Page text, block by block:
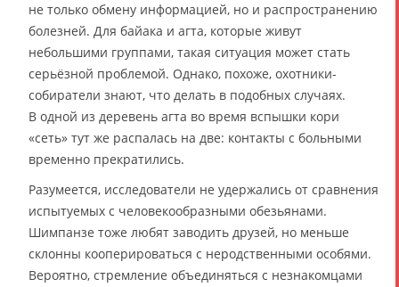
не только обмену информацией, но и распространению
болезней. Для байака и агта, которые живут
небольшими группами, такая ситуация может стать
серьёзной проблемой. Однако, похоже, охотники-
собиратели знают, что делать в подобных случаях.
В одной из деревень агта во время вспышки кори
«сеть» тут же распалась на две: контакты с больными
временно прекратились.
Разумеется, исследователи не удержались от сравнения
испытуемых с человекообразными обезьянами.
Шимпанзе тоже любят заводить друзей, но меньше
склонны кооперироваться с неродственными особями.
Вероятно, стремление объединяться с незнакомцами